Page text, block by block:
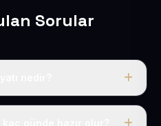
Sorular
USD + KDV. Bu bedele alan